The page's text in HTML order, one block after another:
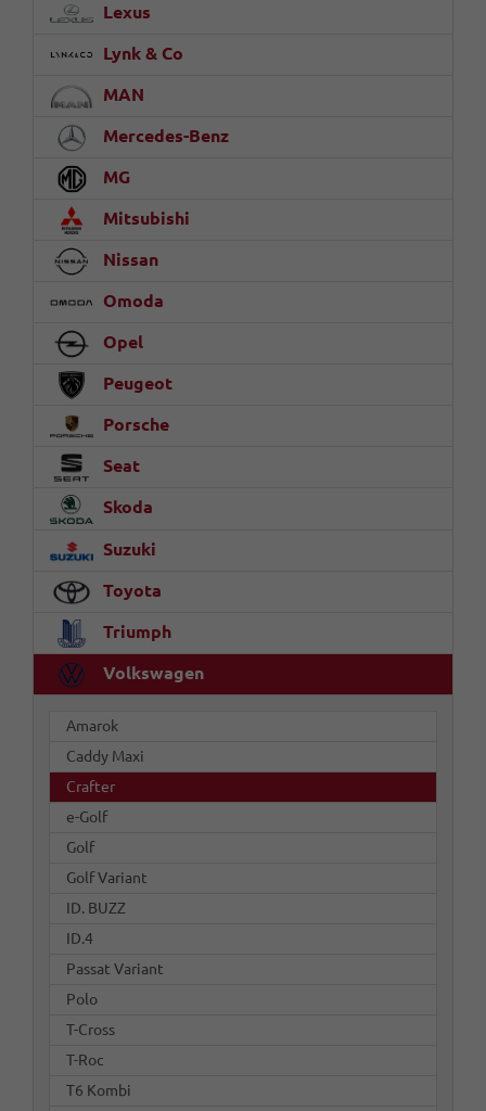
Lexus
Lynk & Co
MAN
Mercedes-Benz
MG
Mitsubishi
Nissan
Omoda
Opel
Peugeot
Porsche
Seat
Skoda
Suzuki
Toyota
Triumph
Volkswagen
Amarok
Caddy Maxi
Crafter
e-Golf
Golf
Golf Variant
ID. BUZZ
ID.4
Passat Variant
Polo
T-Cross
T-Roc
T6 Kombi